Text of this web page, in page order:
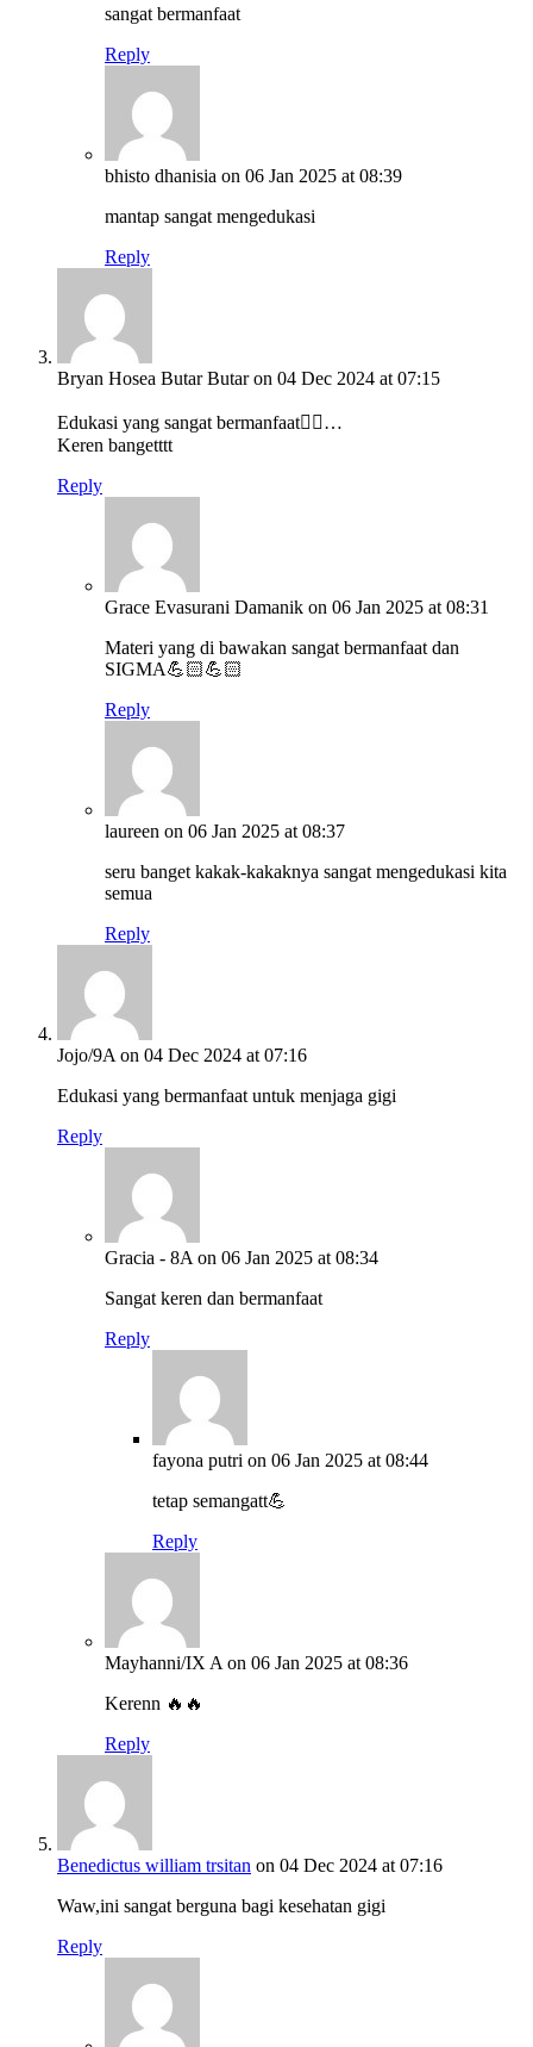
sangat bermanfaat
Reply
bhisto dhanisia on 06 Jan 2025 at 08:39
mantap sangat mengedukasi
Reply
Bryan Hosea Butar Butar on 04 Dec 2024 at 07:15
Edukasi yang sangat bermanfaat👍🏻…
Keren bangetttt
Reply
Grace Evasurani Damanik on 06 Jan 2025 at 08:31
Materi yang di bawakan sangat bermanfaat dan
SIGMA💪🏻💪🏻
Reply
laureen on 06 Jan 2025 at 08:37
seru banget kakak-kakaknya sangat mengedukasi kita
semua
Reply
Jojo/9A on 04 Dec 2024 at 07:16
Edukasi yang bermanfaat untuk menjaga gigi
Reply
Gracia - 8A on 06 Jan 2025 at 08:34
Sangat keren dan bermanfaat
Reply
fayona putri on 06 Jan 2025 at 08:44
tetap semangatt💪
Reply
Mayhanni/IX A on 06 Jan 2025 at 08:36
Kerenn 🔥🔥
Reply
Benedictus william trsitan on 04 Dec 2024 at 07:16
Waw,ini sangat berguna bagi kesehatan gigi
Reply